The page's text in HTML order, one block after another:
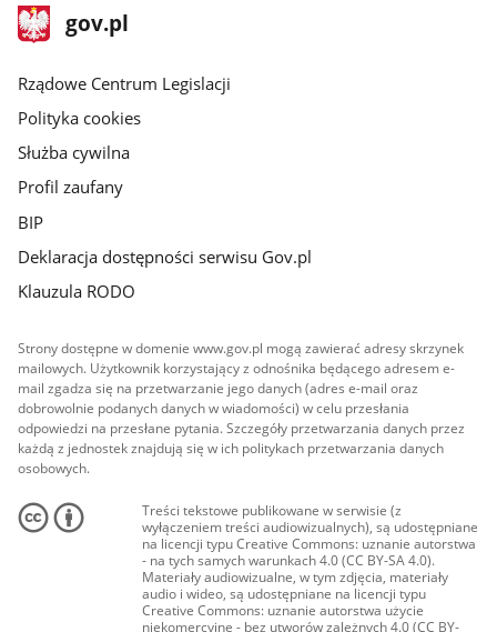
stopka
gov.plStrona
gov.pl
Rządowe Centrum Legislacji
Polityka cookies
Służba cywilna
Profil zaufany
BIP
Deklaracja dostępności serwisu Gov.pl
Klauzula RODO
Strony dostępne w domenie www.gov.pl mogą zawierać adresy skrzynek
mailowych. Użytkownik korzystający z odnośnika będącego adresem e-
mail zgadza się na przetwarzanie jego danych (adres e-mail oraz
dobrowolnie podanych danych w wiadomości) w celu przesłania
odpowiedzi na przesłane pytania. Szczegóły przetwarzania danych przez
każdą z jednostek znajdują się w ich politykach przetwarzania danych
osobowych.
Treści tekstowe publikowane w serwisie (z
wyłączeniem treści audiowizualnych), są udostępniane
na licencji typu Creative Commons: uznanie autorstwa
- na tych samych warunkach 4.0 (CC BY-SA 4.0).
Materiały audiowizualne, w tym zdjęcia, materiały
audio i wideo, są udostępniane na licencji typu
Creative Commons: uznanie autorstwa użycie
niekomercyjne - bez utworów zależnych 4.0 (CC BY-